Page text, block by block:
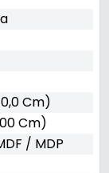
Cm)
Cm)
/ MDP